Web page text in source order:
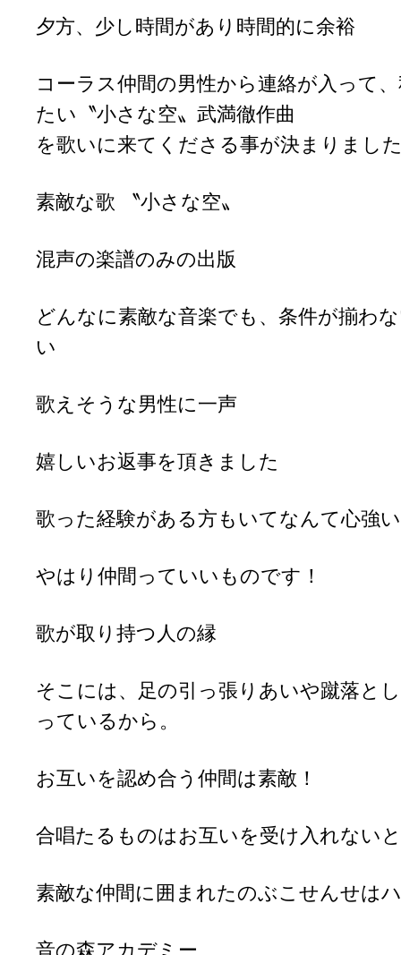
夕方、少し時間があり時間的に余裕
コーラス仲間の男性から連絡が入って
たい〝小さな空〟武満徹作曲
を歌いに来てくださる事が決まりまし
素敵な歌 〝小さな空〟
混声の楽譜のみの出版
どんなに素敵な音楽でも、条件が揃わ
い
歌えそうな男性に一声
嬉しいお返事を頂きました
歌った経験がある方もいてなんて心強
やはり仲間っていいものです！
歌が取り持つ人の縁
そこには、足の引っ張りあいや蹴落と
っているから。
お互いを認め合う仲間は素敵！
合唱たるものはお互いを受け入れない
素敵な仲間に囲まれたのぶこせんせは
音の森アカデミー